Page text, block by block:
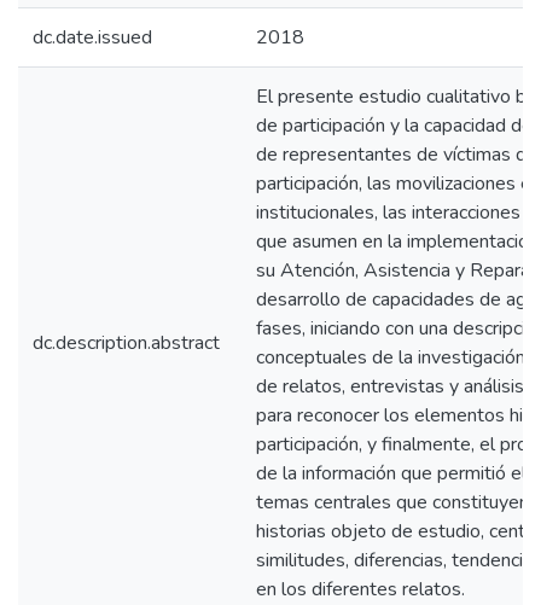
dc.date.issued 2018
dc.description.abstract
El presente estudio cualitativo
de participación y la capacidad
de representantes de víctimas
participación, las movilizaciones
institucionales, las interacciones
que asumen en la
su Atención, Asistencia y
desarrollo de capacidades de
fases, iniciando con una
conceptuales de la investigación,
de relatos, entrevistas y análisis
para reconocer los elementos
participación, y finalmente, el
de la información que permitió el
temas centrales que constituyen
historias objeto de estudio,
similitudes, diferencias,
en los diferentes relatos.